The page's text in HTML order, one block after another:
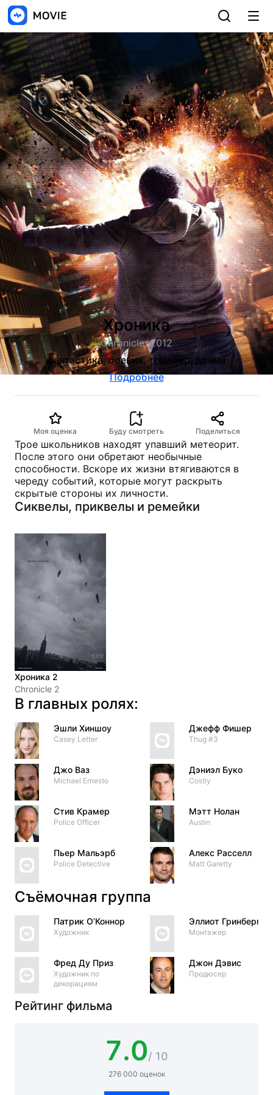
Хроника
Chronicle, 2012
фантастика, боевик, триллер, драма
Подробнее
Моя оценка Буду смотреть Поделиться
Трое школьников находят упавший метеорит.
После этого они обретают необычные
способности. Вскоре их жизни втягиваются в
череду событий, которые могут раскрыть
скрытые стороны их личности.
Сиквелы, приквелы и ремейки
Хроника 2
Chronicle 2
В главных ролях:
Эшли Хиншоу
Casey Letter
Джо Ваз
Michael Ernesto
Стив Крамер
Police Officer
Пьер Мальэрб
Police Detective
Джефф Фишер
Thug #3
Дэниэл Буко
Costly
Мэтт Нолан
Austin
Алекс Расселл
Matt Garetty
Съёмочная группа
Патрик О’Коннор
Художник
Фред Ду Приз
Художник по
декорациям
Эллиот Гринберг
Монтажер
Джон Дэвис
Продюсер
Рейтинг фильма
7.0/ 10
276 000 оценок